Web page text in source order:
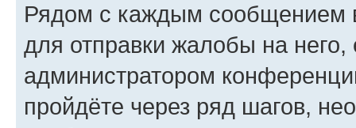
Рядом с каждым сообщением
для отправки жалобы на
администратором
пройдёте через ряд шагов,